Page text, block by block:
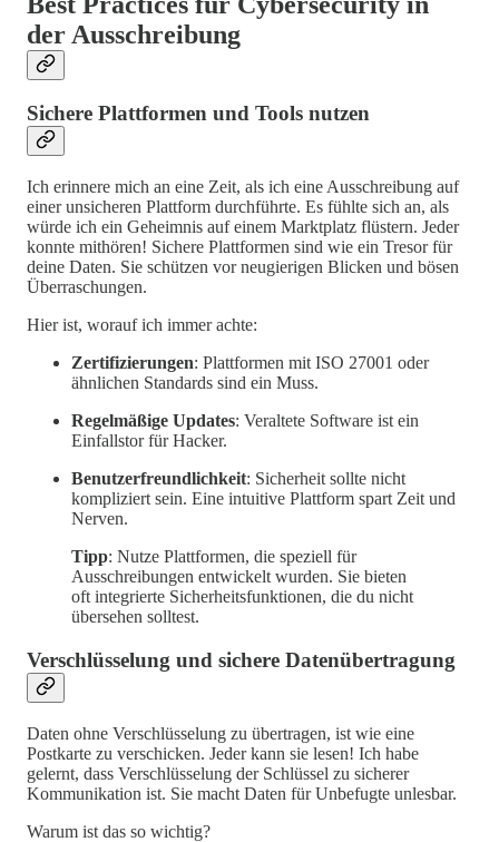
der Ausschreibung
Sichere Plattformen und Tools nutzen
Ich erinnere mich an eine Zeit, als ich eine Ausschreibung auf
einer unsicheren Plattform durchführte. Es fühlte sich an, als
würde ich ein Geheimnis auf einem Marktplatz flüstern. Jeder
konnte mithören! Sichere Plattformen sind wie ein Tresor für
deine Daten. Sie schützen vor neugierigen Blicken und bösen
Überraschungen.
Hier ist, worauf ich immer achte:
Zertifizierungen: Plattformen mit ISO 27001 oder
ähnlichen Standards sind ein Muss.
Regelmäßige Updates: Veraltete Software ist ein
Einfallstor für Hacker.
Benutzerfreundlichkeit: Sicherheit sollte nicht
kompliziert sein. Eine intuitive Plattform spart Zeit und
Nerven.
Tipp: Nutze Plattformen, die speziell für
Ausschreibungen entwickelt wurden. Sie bieten
oft integrierte Sicherheitsfunktionen, die du nicht
übersehen solltest.
Verschlüsselung und sichere Datenübertragung
Daten ohne Verschlüsselung zu übertragen, ist wie eine
Postkarte zu verschicken. Jeder kann sie lesen! Ich habe
gelernt, dass Verschlüsselung der Schlüssel zu sicherer
Kommunikation ist. Sie macht Daten für Unbefugte unlesbar.
Warum ist das so wichtig?